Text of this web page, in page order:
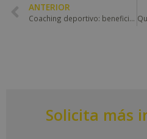
ANTERIOR
Coaching deportivo: beneficios, técnicas y herramientas
Solicita más